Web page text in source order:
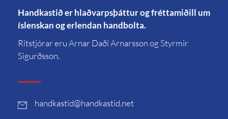
Handkastið er hlaðvarpsþáttur og fréttamiðill um
íslenskan og erlendan handbolta.
Ritstjórar eru Arnar Daði Arnarsson og Styrmir
Sigurðsson.
handkastid@handkastid.net